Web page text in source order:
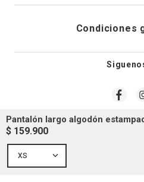
Pantalón largo algodón
$ 159.900
XS
Cambios,
Condiciones
Aviso
Condiciones